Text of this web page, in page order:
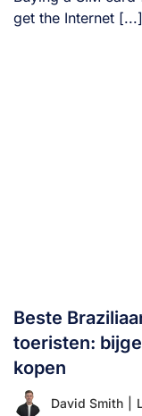
get the Internet [...]
Beste
toeristen:
kopen
David Smith